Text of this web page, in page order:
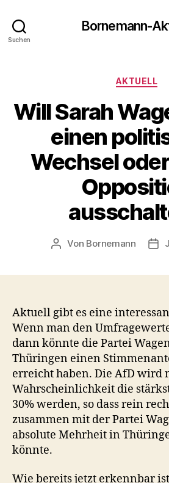
Suchen
Bornemann-
AKTUELL
Will Sarah
einen
Wechsel
Beitragsautor
Von Bornemann
Aktuell gibt es eine
Wenn man den
dann könnte die Partei
Thüringen einen
erreicht haben. Die AfD wird
Wahrscheinlichkeit die
30% werden, so dass rein
zusammen mit der Partei
absolute Mehrheit in
könnte.
Wie bereits jetzt erkennbar